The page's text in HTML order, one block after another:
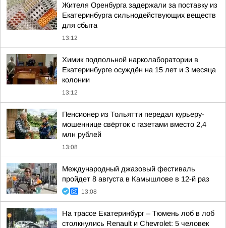
Жителя Оренбурга задержали за поставку из
Екатеринбурга сильнодействующих веществ
для сбыта
13:12
Химик подпольной нарколаборатории в
Екатеринбурге осуждён на 15 лет и 3 месяца
колонии
13:12
Пенсионер из Тольятти передал курьеру-
мошеннице свёрток с газетами вместо 2,4
млн рублей
13:08
Международный джазовый фестиваль
пройдет 8 августа в Камышлове в 12-й раз
13:08
На трассе Екатеринбург – Тюмень лоб в лоб
столкнулись Renault и Chevrolet: 5 человек